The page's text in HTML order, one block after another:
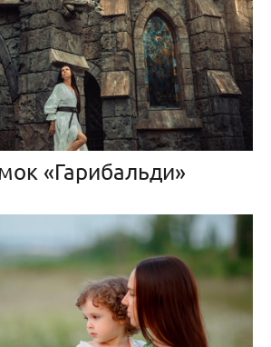
«Гарибальди»